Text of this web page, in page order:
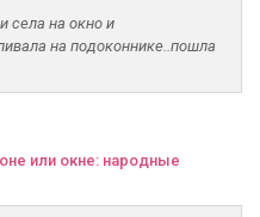
села на окно и
на подоконнике..пошла
или окне: народные